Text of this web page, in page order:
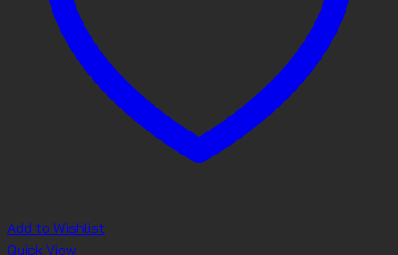
Add to Wishlist
Quick View